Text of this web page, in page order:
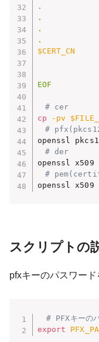
.
.
.
$CERT_CN
EOF
# cer
cp
-pv
#
openssl
# der
openssl x509
#
openssl x509
スクリプトの
pfxキーのパスワード
# PFXキーの
export